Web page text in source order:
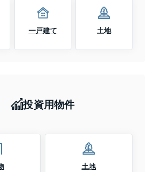
一戸建て 土地
投資用物件
土地